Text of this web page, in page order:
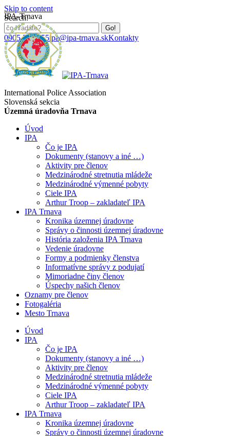
Skip to content
Search:
0905 384 655ipa@ipa-trnava.skKontakty
IPA-Trnava
International Police Association
Slovenská sekcia
Územná úradovňa Trnava
Úvod
IPA
Čo je IPA
Dokumenty (stanovy a iné …)
Aktivity pre členov
Medzinárodné stretnutia mládeže
Medzinárodné výmenné pobyty
Ciele IPA
Arthur Troop – zakladateľ IPA
IPA Trnava
Kronika územnej úradovne
Správy o činnosti územnej úradovne
História založenia IPA Trnava
Vedenie úradovne
Formy a podmienky členstva
Informatívne správy z podujatí
Mimoriadne činy členov
Úspechy našich členov
Oznamy pre členov
Fotogaléria
Mesto Trnava
Úvod
IPA
Čo je IPA
Dokumenty (stanovy a iné …)
Aktivity pre členov
Medzinárodné stretnutia mládeže
Medzinárodné výmenné pobyty
Ciele IPA
Arthur Troop – zakladateľ IPA
IPA Trnava
Kronika územnej úradovne
Správy o činnosti územnej úradovne